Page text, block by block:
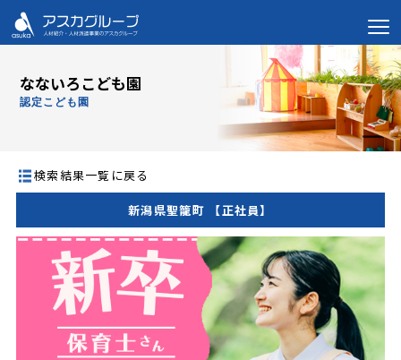
なないろこども園
認定こども園
検索結果一覧に戻る
新潟県聖籠町 【正社員】